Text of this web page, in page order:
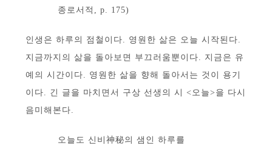
종로서적, p. 175)
인생은 하루의 점철이다. 영원한 삶은 오늘 시작된다.
지금까지의 삶을 돌아보면 부끄러움뿐이다. 지금은 유
예의 시간이다. 영원한 삶을 향해 돌아서는 것이 용기
이다. 긴 글을 마치면서 구상 선생의 시 <오늘>을 다시
음미해본다.
오늘도 신비神秘의 샘인 하루를